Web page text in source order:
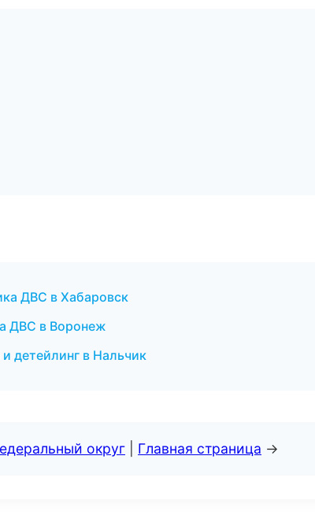
ДВС в Хабаровск
ДВС в Воронеж
детейлинг в Нальчик
округ Главная страница →